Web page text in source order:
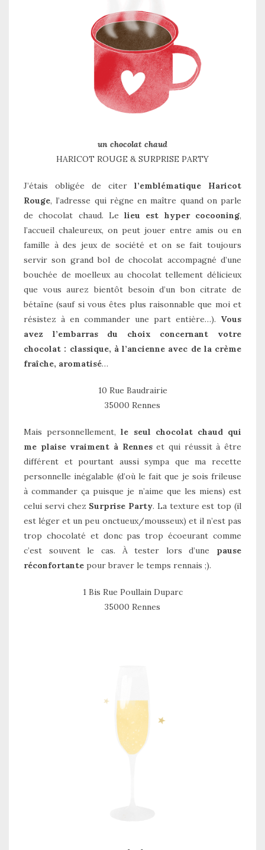
un chocolat chaud
HARICOT ROUGE & SURPRISE PARTY
J’étais obligée de citer l’emblématique
Haricot
Rouge, l’adresse qui règne en maître quand on parle
de chocolat chaud. Lelieu est hyper cocooning,
l’accueil chaleureux, on peut jouer entre amis ou en
famille à des jeux de société et on se fait toujours
servir son grand bol de chocolat accompagné d’une
bouchée de moelleux au chocolat tellement délicieux
que vous aurez bientôt besoin d’un bon citrate de
bétaïne (sauf si vous êtes plus raisonnable que moi et
résistez à en commander une part entière…). Vous
avez l’embarras du choix concernant votre
chocolat : classique, à l’ancienne avec de la crème
fraîche, aromatisé…
10 Rue Baudrairie
35000 Rennes
Mais personnellement,le seul chocolat chaud qui
me plaise vraiment à Renneset qui réussit à être
différent et pourtant aussi sympa que ma recette
personnelle inégalable (d’où le fait que je sois frileuse
à commander ça puisque je n’aime que les miens) est
celui servi chez Surprise Party. La texture est top (il
est léger et un peu onctueux/mousseux) et il n’est pas
trop chocolaté et donc pas trop écoeurant comme
c’est souvent le cas. À tester lors d’une pause
réconfortante pour braver le temps rennais ;).
1 Bis Rue Poullain Duparc
35000 Rennes